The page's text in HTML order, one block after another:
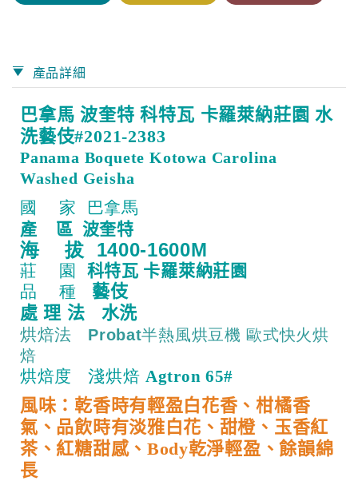
產品詳細
巴拿馬波奎特 科特瓦 卡羅萊納莊園 水
洗藝伎#2021-2383
Panama Boquete Kotowa Carolina
Washed Geisha
國 家 巴拿馬
產 區 波奎特
海 拔 1400-1600M
莊 園 科特瓦 卡羅萊納莊園
品 種
藝伎
處 理 法 水洗
烘焙法 Probat半熱風烘豆機 歐式快火烘
焙
烘焙度 淺烘焙 Agtron 65#
風味：乾香時有輕盈白花香、柑橘香
氣、品飲時有淡雅白花、甜橙、玉香紅
茶、紅糖甜感、 Body乾淨輕盈、餘韻綿
長